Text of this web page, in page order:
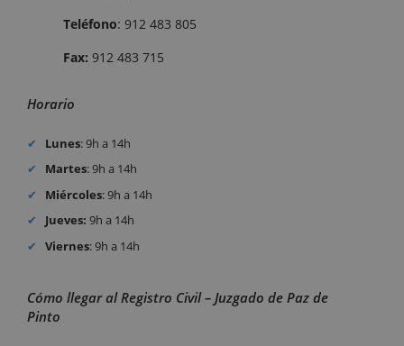
Teléfono: 912 483 805
Fax: 912 483 715
Horario
Lunes: 9h a 14h
Martes: 9h a 14h
Miércoles: 9h a 14h
Jueves: 9h a 14h
Viernes: 9h a 14h
Cómo llegar al Registro Civil – Juzgado de Paz de
Pinto